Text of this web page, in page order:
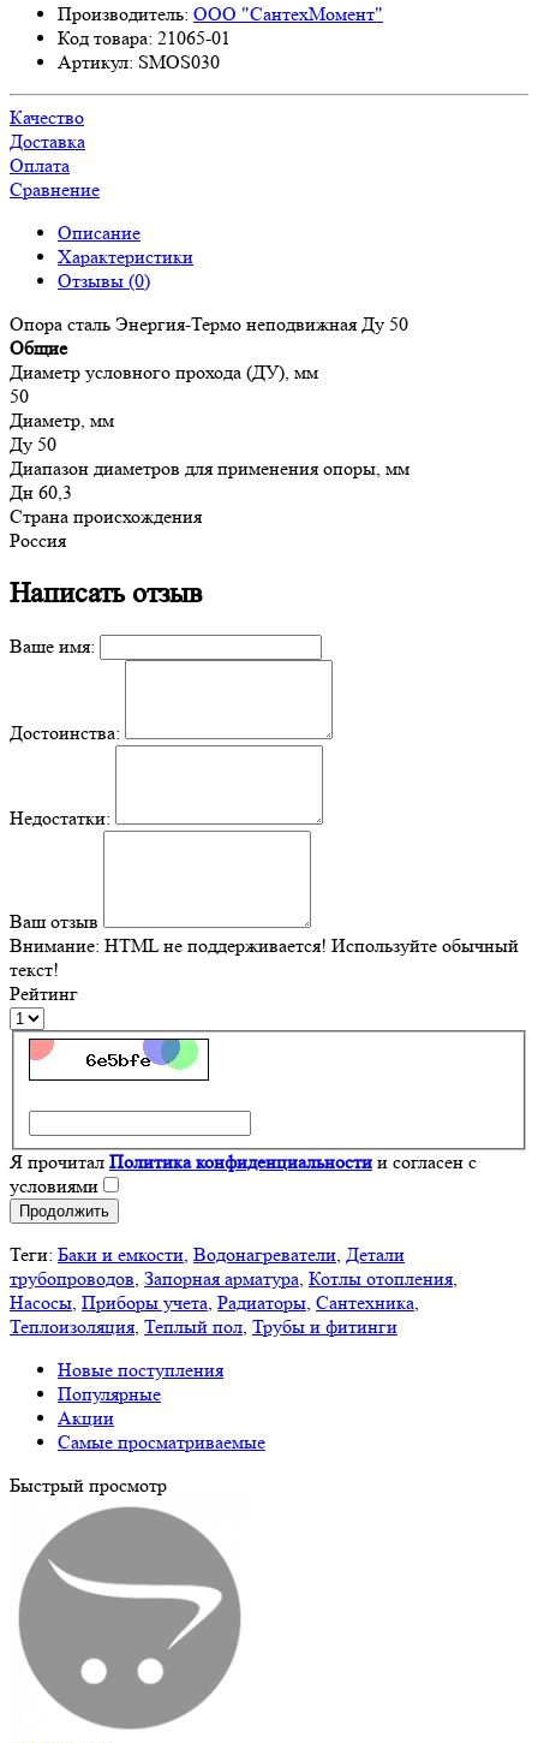
Производитель: ООО "СантехМомент"
Код товара: 21065-01
Артикул: SMOS030
Качество
Доставка
Оплата
Сравнение
Описание
Характеристики
Отзывы (0)
Опора сталь Энергия-Термо неподвижная Ду 50
Общие
Диаметр условного прохода (ДУ), мм
50
Диаметр, мм
Ду 50
Диапазон диаметров для применения опоры, мм
Дн 60,3
Страна происхождения
Россия
Написать отзыв
Ваше имя:
Достоинства:
Недостатки:
Ваш отзыв
Внимание: HTML не поддерживается! Используйте обычный
текст!
Рейтинг
Я прочитал Политика конфиденциальности и согласен с
условиями
Продолжить
Теги: Баки и емкости, Водонагреватели, Детали
трубопроводов, Запорная арматура, Котлы отопления,
Насосы, Приборы учета, Радиаторы, Сантехника,
Теплоизоляция, Теплый пол, Трубы и фитинги
Новые поступления
Популярные
Акции
Самые просматриваемые
Быстрый просмотр